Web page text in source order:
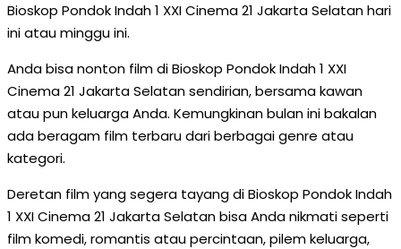
Bioskop Pondok Indah 1 XXI Cinema 21 Jakarta Selatan hari
ini atau minggu ini.
Anda bisa nonton film di Bioskop Pondok Indah 1 XXI
Cinema 21 Jakarta Selatan sendirian, bersama kawan
atau pun keluarga Anda. Kemungkinan bulan ini bakalan
ada beragam film terbaru dari berbagai genre atau
kategori.
Deretan film yang segera tayang di Bioskop Pondok Indah
1 XXI Cinema 21 Jakarta Selatan bisa Anda nikmati seperti
film komedi, romantis atau percintaan, pilem keluarga,